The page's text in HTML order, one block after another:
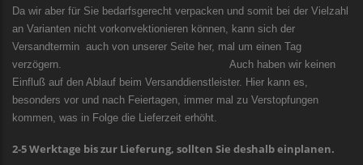
Da wir aber für Sie bedarfsgerecht verpacken und somit bei der Vielzahl
an Varianten nicht vorkonvektionieren können, kann sich der
Versandtermin auch von unserer Seite her, mal um einen Tag
verzögern. Auch haben wir keinen
Einfluß auf den Ablauf beim Versanddienstleister. Hier kann es,
besonders vor und nach Feiertagen, immer mal zu Verstopfungen
kommen, was in Folge die Lieferzeit erhöht.
2-5 Werktage bis zur Lieferung, sollten Sie deshalb einplanen.